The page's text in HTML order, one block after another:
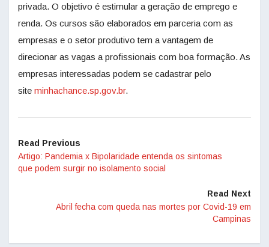
privada. O objetivo é estimular a geração de emprego e
renda. Os cursos são elaborados em parceria com as
empresas e o setor produtivo tem a vantagem de
direcionar as vagas a profissionais com boa formação. As
empresas interessadas podem se cadastrar pelo
site minhachance.sp.gov.br.
Read Previous
Artigo: Pandemia x Bipolaridade entenda os sintomas
que podem surgir no isolamento social
Read Next
Abril fecha com queda nas mortes por Covid-19 em
Campinas